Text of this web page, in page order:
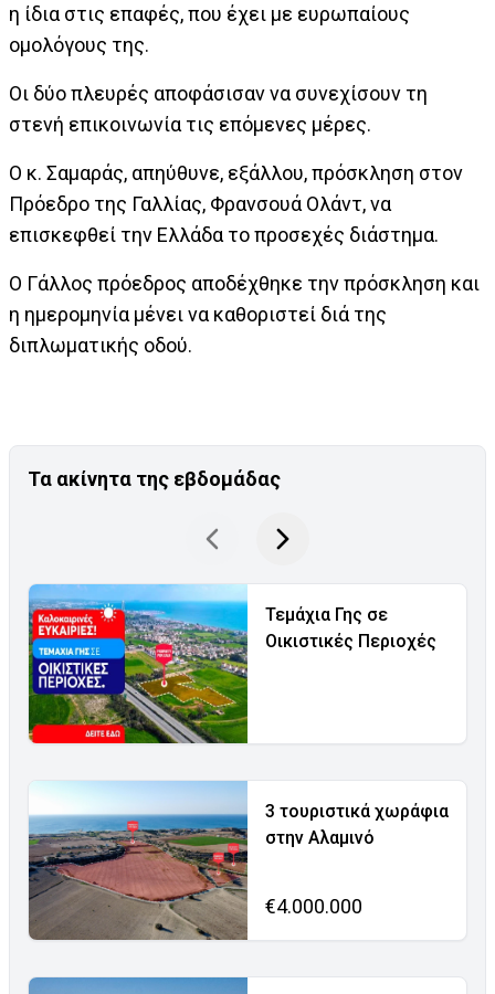
η ίδια στις επαφές, που έχει με ευρωπαίους
ομολόγους της.
Οι δύο πλευρές αποφάσισαν να συνεχίσουν τη
στενή επικοινωνία τις επόμενες μέρες.
Ο κ. Σαμαράς, απηύθυνε, εξάλλου, πρόσκληση στον
Πρόεδρο της Γαλλίας, Φρανσουά Ολάντ, να
επισκεφθεί την Ελλάδα το προσεχές διάστημα.
Ο Γάλλος πρόεδρος αποδέχθηκε την πρόσκληση και
η ημερομηνία μένει να καθοριστεί διά της
διπλωματικής οδού.
Τα ακίνητα της εβδομάδας
Τεμάχια Γης σε
Οικιστικές Περιοχές
3 τουριστικά χωράφια
στην Αλαμινό
€4.000.000